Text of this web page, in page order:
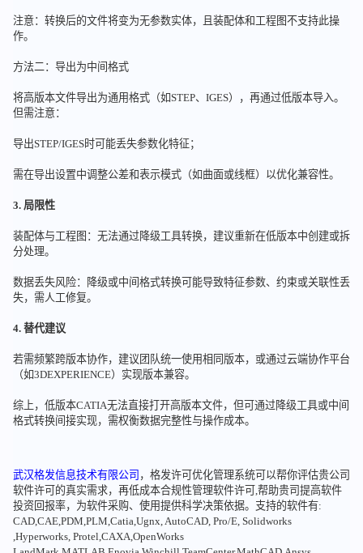
注意：转换后的文件将变为无参数实体，且装配体和工程图不支持此操
作。
方法二：导出为中间格式
将高版本文件导出为通用格式（如STEP、IGES），再通过低版本导入。
但需注意：
导出STEP/IGES时可能丢失参数化特征；
需在导出设置中调整公差和表示模式（如曲面或线框）以优化兼容性。
3. 局限性
装配体与工程图：无法通过降级工具转换，建议重新在低版本中创建或拆
分处理。
数据丢失风险：降级或中间格式转换可能导致特征参数、约束或关联性丢
失，需人工修复。
4. 替代建议
若需频繁跨版本协作，建议团队统一使用相同版本，或通过云端协作平台
（如3DEXPERIENCE）实现版本兼容。
综上，低版本CATIA无法直接打开高版本文件，但可通过降级工具或中间
格式转换间接实现，需权衡数据完整性与操作成本。
武汉格发信息技术有限公司 ，格发许可优化管理系统可以帮你评估贵公司
软件许可的真实需求，再低成本合规性管理软件许可,帮助贵司提高软件
投资回报率，为软件采购、使用提供科学决策依据。支持的软件有:
CAD,CAE,PDM,PLM,Catia,Ugnx, AutoCAD, Pro/E, Solidworks
,Hyperworks, Protel,CAXA,OpenWorks